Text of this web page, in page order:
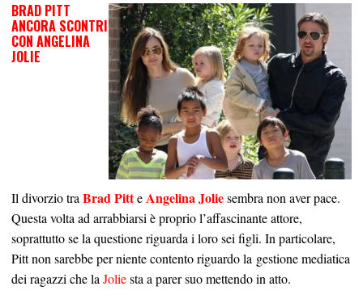
BRAD PITT
ANCORA SCONTRI
CON ANGELINA
JOLIE
Il divorzio traBrad PitteAngelina Joliesembra non aver pace.
Questa volta ad arrabbiarsi è proprio l’affascinante attore,
soprattutto se la questione riguarda i loro sei figli. In particolare,
Pitt non sarebbe per niente contento riguardo la gestione mediatica
dei ragazzi che laJoliesta a parer suo mettendo in atto.